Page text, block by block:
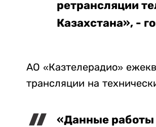
ретрансляции
Казахстана», -
АО «Казтелерадио»
трансляции на
«Данные работы